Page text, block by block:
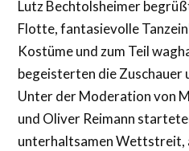
Lutz Bechtolsheimer
Flotte, fantasievolle
Kostüme und zum Teil
begeisterten die Zuschauer
Unter der Moderation von
und Oliver Reimann
unterhaltsamen Wettstreit,